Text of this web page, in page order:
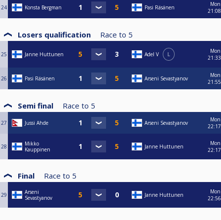
24 Konsta Bergman Pasi Räsänen
Mon
21:08
Losers qualification Race to 5
25 Janne Huttunen Adel V L
Mon
21:33
26 Pasi Räsänen Arseni Sevastyanov
Mon
21:55
Semi final Race to 5
27 Jussi Ahde Arseni Sevastyanov
Mon
22:17
28
Mikko
Kauppinen
Janne Huttunen
Mon
22:17
Final Race to 5
29
Arseni
Sevastyanov
Janne Huttunen
Mon
22:56